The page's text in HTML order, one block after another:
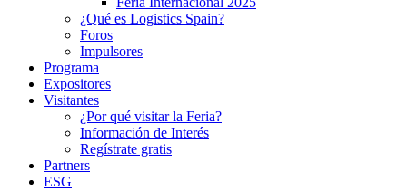
¿Qué es Logistics Spain?
Foros
Impulsores
Programa
Expositores
Visitantes
¿Por qué visitar la Feria?
Información de Interés
Regístrate gratis
Partners
ESG